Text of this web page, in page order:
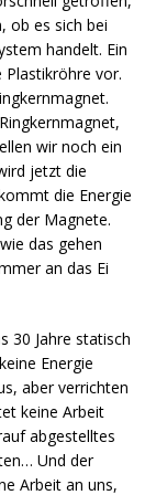
ob es sich bei
handelt. Ein
Plastikröhre vor.
wir noch ein
jetzt die
die Energie
der Magnete.
das gehen
an das Ei
30 Jahre statisch
Energie
aber verrichten
keine Arbeit
abgestelltes
Und der
Arbeit an uns,